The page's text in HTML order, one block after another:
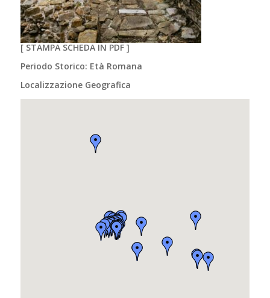
[ STAMPA SCHEDA IN PDF]
Periodo Storico: Età Romana
Localizzazione Geografica